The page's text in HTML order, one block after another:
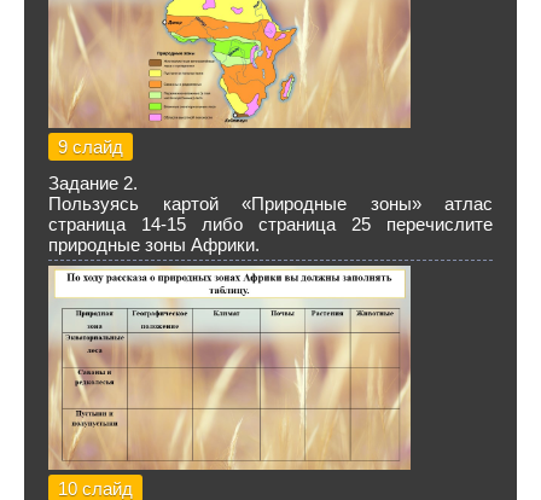
9 слайд
Задание 2.
Пользуясь картой «Природные зоны» атлас
страница 14-15 либо страница 25 перечислите
природные зоны Африки.
10 слайд